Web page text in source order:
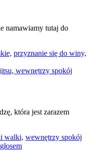
namawiamy tutaj do
przyznanie się do winy,
która jest zarazem
walki, wewnętrzy spokój